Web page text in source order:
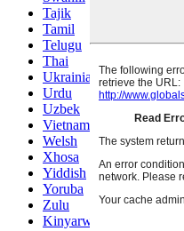
Tajik
Tamil
Telugu
Thai
Ukrainian
Urdu
Uzbek
Vietnamese
Welsh
Xhosa
Yiddish
Yoruba
Zulu
Kinyarwanda